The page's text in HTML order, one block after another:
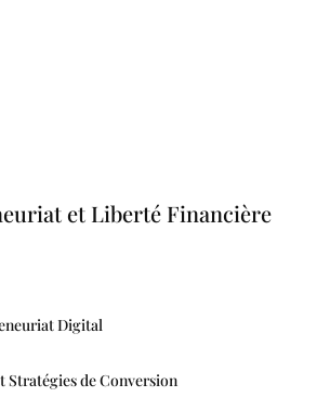
et Liberté Financière
Digital
Stratégies de Conversion